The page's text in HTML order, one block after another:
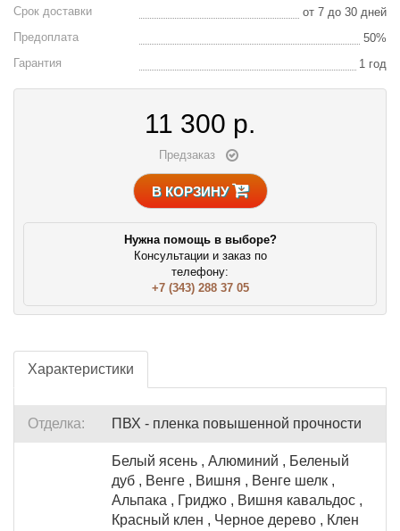
Срок доставки
от 7 до 30 дней
Предоплата
50%
Гарантия
1 год
11 300 р.
Предзаказ
В КОРЗИНУ
Нужна помощь в выборе?
Консультации и заказ по
телефону:
+7 (343) 288 37 05
Характеристики
Отделка: ПВХ - пленка повышенной прочности
Белый ясень , Алюминий , Беленый
дуб , Венге , Вишня , Венге шелк ,
Альпака , Гриджо , Вишня кавальдос ,
Красный клен , Черное дерево , Клен